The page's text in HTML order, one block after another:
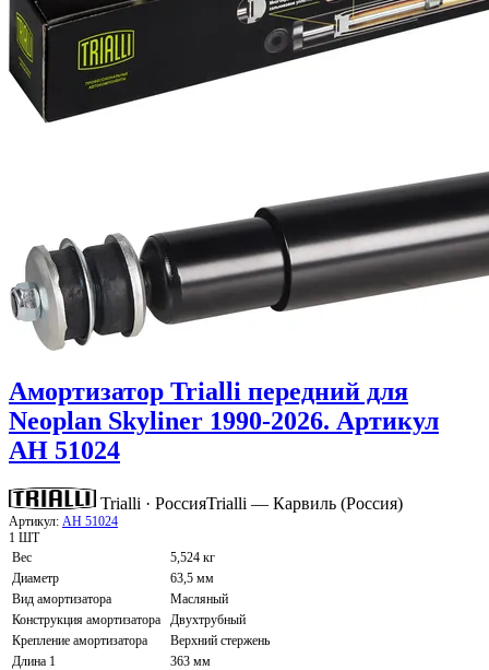
Амортизатор Trialli передний для
Neoplan Skyliner 1990-2026. Артикул
AH 51024
Trialli · РоссияTrialli — Карвиль (Россия)
Артикул: AH 51024
1 ШТ
Вес
5,524 кг
Диаметр
63,5 мм
Вид амортизатора
Масляный
Конструкция амортизатора
Двухтрубный
Крепление амортизатора
Верхний стержень
Длина 1
363 мм